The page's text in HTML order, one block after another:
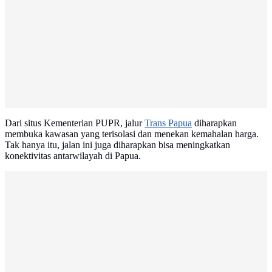
Dari situs Kementerian PUPR, jalurTrans Papua diharapkan
membuka kawasan yang terisolasi dan menekan kemahalan harga.
Tak hanya itu, jalan ini juga diharapkan bisa meningkatkan
konektivitas antarwilayah di Papua.